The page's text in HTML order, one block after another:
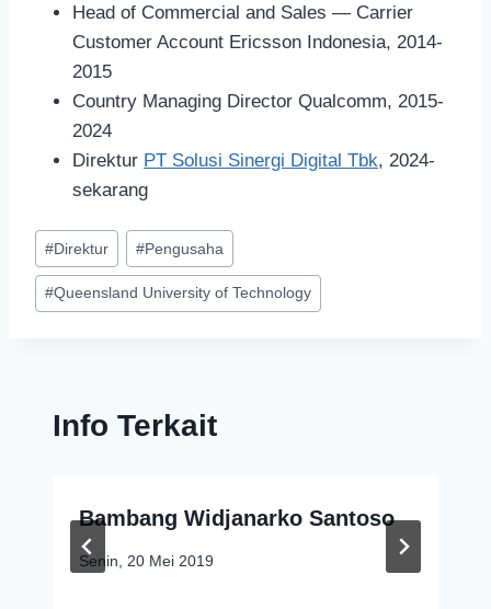
Head of Commercial and Sales — Carrier
Customer Account Ericsson Indonesia, 2014-
2015
Country Managing Director Qualcomm, 2015-
2024
Direktur PT Solusi Sinergi Digital Tbk, 2024-
sekarang
#Direktur #Pengusaha
#Queensland University of Technology
Info Terkait
Bambang Widjanarko Santoso
Senin, 20 Mei 2019